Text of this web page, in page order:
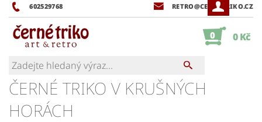
602529768 RETRO@CERNETRIKO.CZ
0 0 Kč
ČERNÉ TRIKO V KRUŠNÝCH
HORÁCH